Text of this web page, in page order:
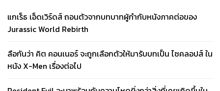
แกเร็ธ เอ็ดเวิร์ดส์ ถอนตัวจากบทบาทผู้กำกับหนังภาคต่อของ
Jurassic World Rebirth
ลือกันว่า คิต คอนเนอร์ จะถูกเลือกตัวให้มารับบทเป็น ไซคลอปส์ ใน
หนัง X-Men เรื่องต่อไป